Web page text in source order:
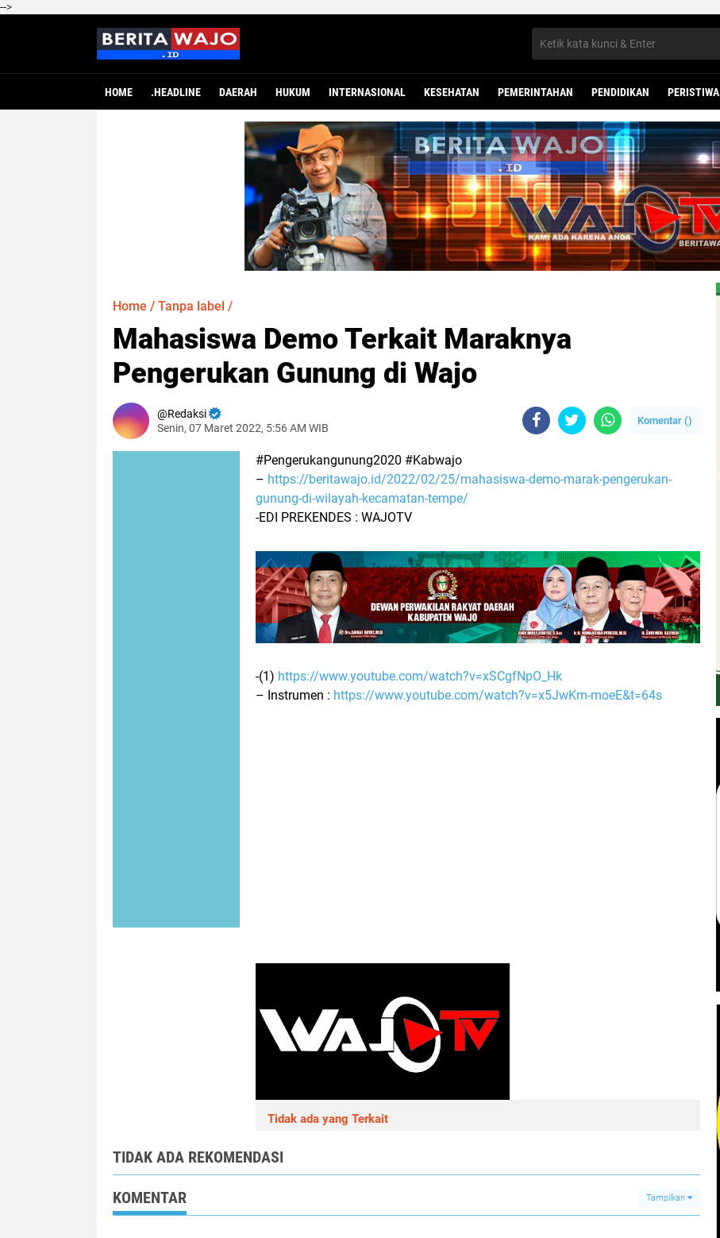
-->
HOME .HEADLINE DAERAH HUKUM INTERNASIONAL KESEHATAN PEMERINTAHAN PENDIDIKAN PERISTIWA
Home / Tanpa label /
Mahasiswa Demo Terkait Maraknya
Pengerukan Gunung di Wajo
Redaksi
Senin, 07 Maret 2022, 5:56 AM WIB
Komentar ()
#Pengerukangunung2020 #Kabwajo
– https://beritawajo.id/2022/02/25/mahasiswa-demo-marak-pengerukan-
gunung-di-wilayah-kecamatan-tempe/
-EDI PREKENDES : WAJOTV
-(1) https://www.youtube.com/watch?v=xSCgfNpO_Hk
– Instrumen : https://www.youtube.com/watch?v=x5JwKm-moeE&t=64s
Tidak ada yang Terkait
TIDAK ADA REKOMENDASI
KOMENTAR Tampilkan